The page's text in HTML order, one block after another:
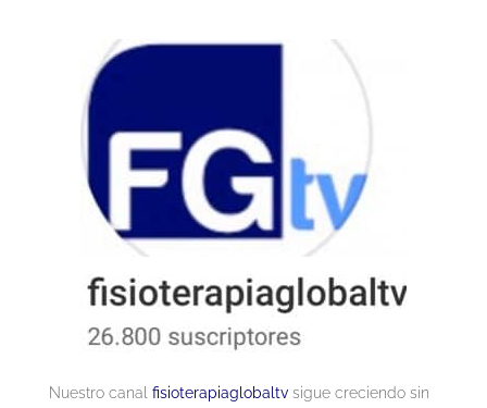
Nuestro canal fisioterapiaglobaltvsigue creciendo sin